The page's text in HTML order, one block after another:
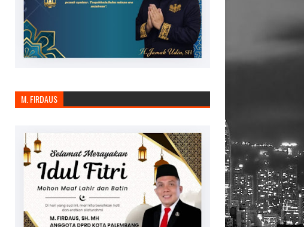
M. FIRDAUS